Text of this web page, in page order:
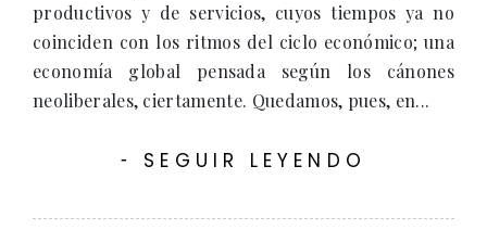
productivos y de servicios, cuyos tiempos ya no
coinciden con los ritmos del ciclo económico; una
economía global pensada según los cánones
neoliberales, ciertamente. Quedamos, pues, en...
- SEGUIR LEYENDO